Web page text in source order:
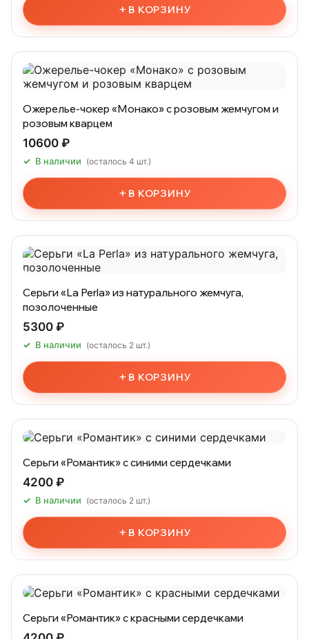
+ В КОРЗИНУ
Ожерелье-чокер «Монако» с розовым жемчугом и
розовым кварцем
10600 ₽
В наличии (осталось 4 шт.)
+ В КОРЗИНУ
Серьги «La Perla» из натурального жемчуга,
позолоченные
5300 ₽
В наличии (осталось 2 шт.)
+ В КОРЗИНУ
Серьги «Романтик» с синими сердечками
4200 ₽
В наличии (осталось 2 шт.)
+ В КОРЗИНУ
Серьги «Романтик» с красными сердечками